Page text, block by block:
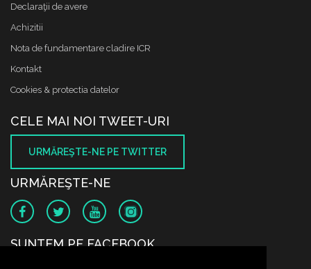
Declaraţii de avere
Achizitii
Nota de fundamentare cladire ICR
Kontakt
Cookies & protectia datelor
CELE MAI NOI TWEET-URI
URMĂREŞTE-NE PE TWITTER
URMĂREŞTE-NE
SUNTEM PE FACEBOOK